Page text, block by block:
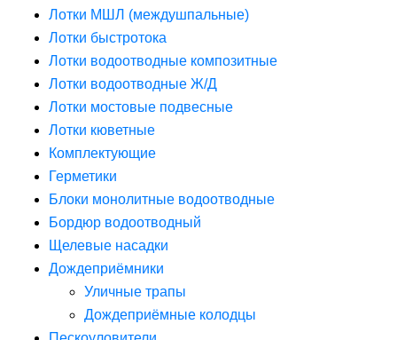
Лотки МШЛ (междушпальные)
Лотки быстротока
Лотки водоотводные композитные
Лотки водоотводные Ж/Д
Лотки мостовые подвесные
Лотки кюветные
Комплектующие
Герметики
Блоки монолитные водоотводные
Бордюр водоотводный
Щелевые насадки
Дождеприёмники
Уличные трапы
Дождеприёмные колодцы